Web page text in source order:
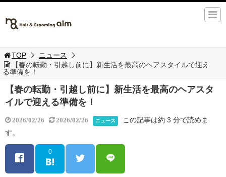
TOP
ニュース
【春の転勤・引越し前に】新生活を最高のヘアスタイルで迎え
る準備を！
【春の転勤・引越し前に】新生活を最高のヘアスタ
イルで迎える準備を！
2026/02/26 2026/02/26 ニュース
この記事は約 3 分で読めま
す。
0